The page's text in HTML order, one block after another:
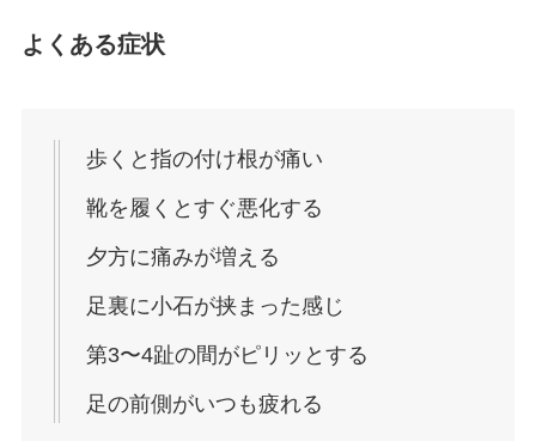
よくある症状
歩くと指の付け根が痛い
靴を履くとすぐ悪化する
夕方に痛みが増える
足裏に小石が挟まった感じ
第3〜4趾の間がピリッとする
足の前側がいつも疲れる